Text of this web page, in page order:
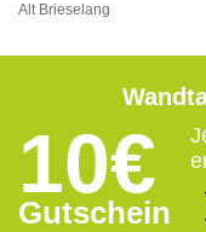
Alt Brieselang
10€
Gutschein